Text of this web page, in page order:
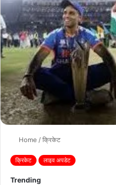
Home /क्रिकेट
क्रिकेट लाइव अपडेट
Trending